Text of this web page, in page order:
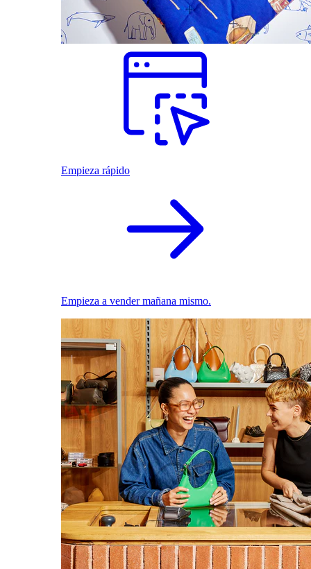
Empieza rápido
Empieza a vender mañana mismo.